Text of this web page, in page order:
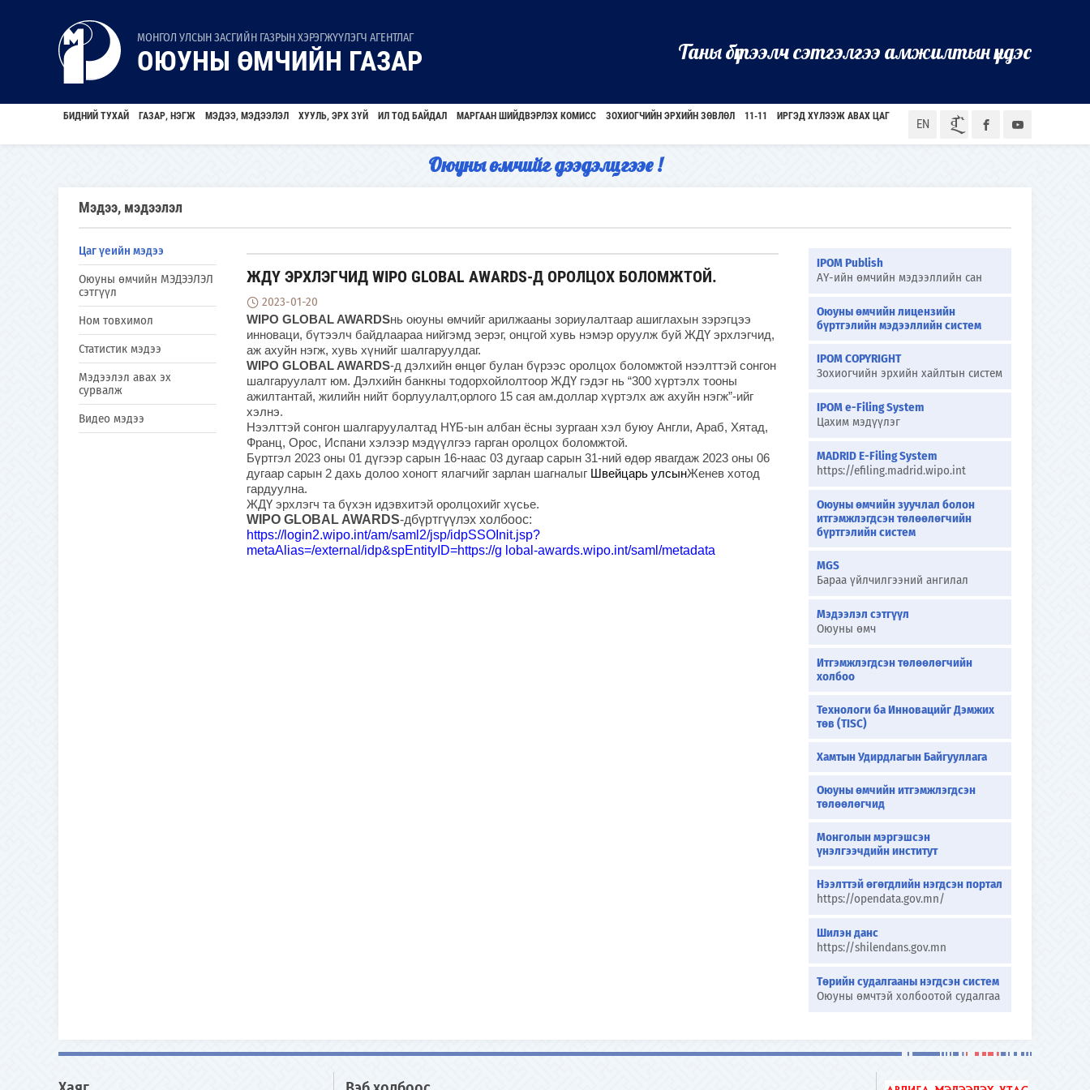
МОНГОЛ УЛСЫН ЗАСГИЙН ГАЗРЫН ХЭРЭГЖҮҮЛЭГЧ АГЕНТЛАГ
ОЮУНЫ ӨМЧИЙН ГАЗАР Таны бүтээлч сэтгэлгээ амжилтын үндэс
EN ᠮᠣᠨ
БИДНИЙ ТУХАЙ ГАЗАР, НЭГЖ МЭДЭЭ, МЭДЭЭЛЭЛ ХУУЛЬ, ЭРХ ЗҮЙ ИЛ ТОД БАЙДАЛ МАРГААН ШИЙДВЭРЛЭХ КОМИСС ЗОХИОГЧИЙН ЭРХИЙН ЗӨВЛӨЛ 11-11 ИРГЭД ХҮЛЭЭЖ АВАХ ЦАГ
Оюуны өмчийг дээдэлцгээе !
Мэдээ, мэдээлэл
Цаг үеийн мэдээ
Оюуны өмчийн МЭДЭЭЛЭЛ
сэтгүүл
Ном товхимол
Статистик мэдээ
Мэдээлэл авах эх
сурвалж
Видео мэдээ
ЖДҮ ЭРХЛЭГЧИД WIPO GLOBAL AWARDS-Д ОРОЛЦОХ БОЛОМЖТОЙ.
2023-01-20
WIPO GLOBAL AWARDSнь оюуны өмчийг арилжааны зориулалтаар ашиглахын зэрэгцээ
инноваци, бүтээлч байдлаараа нийгэмд эерэг, онцгой хувь нэмэр оруулж буй ЖДҮ эрхлэгчид,
аж ахуйн нэгж, хувь хүнийг шалгаруулдаг.
WIPO GLOBAL AWARDS-д дэлхийн өнцөг булан бүрээс оролцох боломжтой нээлттэй сонгон
шалгаруулалт юм. Дэлхийн банкны тодорхойлолтоор ЖДҮ гэдэг нь “300 хүртэлх тооны
ажилтантай, жилийн нийт борлуулалт,орлого 15 сая ам.доллар хүртэлх аж ахуйн нэгж”-ийг
хэлнэ.
Нээлттэй сонгон шалгаруулалтад НҮБ-ын албан ёсны зургаан хэл буюу Англи, Араб, Хятад,
Франц, Орос, Испани хэлээр мэдүүлгээ гарган оролцох боломжтой.
Бүртгэл 2023 оны 01 дүгээр сарын 16-наас 03 дугаар сарын 31-ний өдөр явагдаж 2023 оны 06
дугаар сарын 2 дахь долоо хоногт ялагчийг зарлан шагналыг Швейцарь улсынЖенев хотод
гардуулна.
ЖДҮ эрхлэгч та бүхэн идэвхитэй оролцохийг хүсье.
WIPO GLOBAL AWARDS-дбүртгүүлэх холбоос:
https://login2.wipo.int/am/saml2/jsp/idpSSOInit.jsp?
metaAlias=/external/idp&spEntityID=https://g lobal-awards.wipo.int/saml/metadata
IPOM Publish
АҮ-ийн өмчийн мэдээллийн сан
Оюуны өмчийн лицензийн
бүртгэлийн мэдээллийн систем
IPOM COPYRIGHT
Зохиогчийн эрхийн хайлтын систем
IPOM e-Filing System
Цахим мэдүүлэг
MADRID E-Filing System
https://efiling.madrid.wipo.int
Оюуны өмчийн зуучлал болон
итгэмжлэгдсэн төлөөлөгчийн
бүртгэлийн систем
MGS
Бараа үйлчилгээний ангилал
Мэдээлэл сэтгүүл
Оюуны өмч
Итгэмжлэгдсэн төлөөлөгчийн
холбоо
Технологи ба Инновацийг Дэмжих
төв (TISC)
Хамтын Удирдлагын Байгууллага
Оюуны өмчийн итгэмжлэгдсэн
төлөөлөгчид
Монголын мэргэшсэн
үнэлгээчдийн институт
Нээлттэй өгөгдлийн нэгдсэн портал
https://opendata.gov.mn/
Шилэн данс
https://shilendans.gov.mn
Төрийн судалгааны нэгдсэн систем
Оюуны өмчтэй холбоотой судалгаа